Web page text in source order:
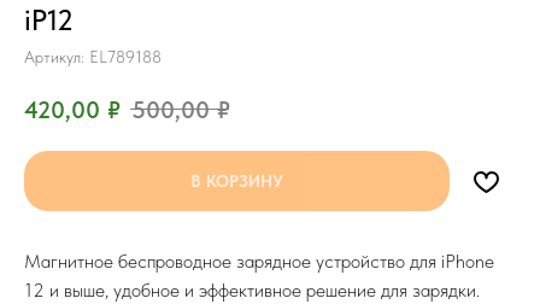
iP12
Артикул: EL789188
420,00 ₽ 500,00 ₽
В КОРЗИНУ
Магнитное беспроводное зарядное устройство для iPhone
12 и выше, удобное и эффективное решение для зарядки.